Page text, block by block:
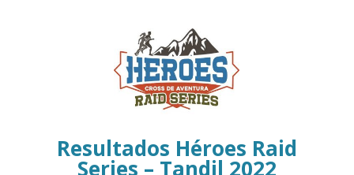
Resultados Héroes Raid
Series – Tandil 2022